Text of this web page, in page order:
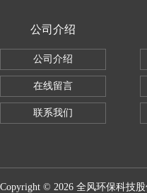
公司介绍
公司介绍
在线留言
联系我们
Copyright © 2026 全风环保科技